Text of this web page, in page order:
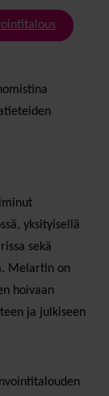
yksityisellä
sekä
Melartin on
hoivaan
ja julkiseen